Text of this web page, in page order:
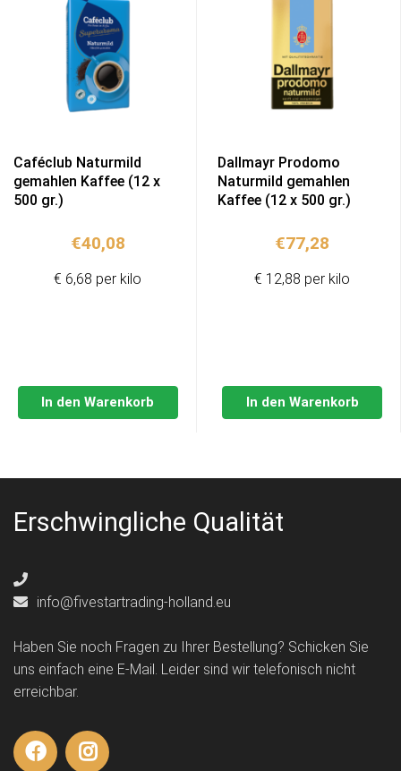
Caféclub Naturmild
gemahlen Kaffee (12 x
500 gr.)
€40,08
In den Warenkorb
€ 6,68 per kilo
Dallmayr Prodomo
Naturmild gemahlen
Kaffee (12 x 500 gr.)
€77,28
In den Warenkorb
€ 12,88 per kilo
Erschwingliche Qualität
info@fivestartrading-holland.eu
Haben Sie noch Fragen zu Ihrer Bestellung? Schicken Sie
uns einfach eine E-Mail. Leider sind wir telefonisch nicht
erreichbar.